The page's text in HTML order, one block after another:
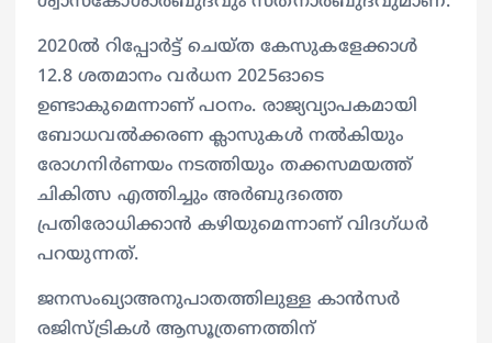
2020ൽ റിപ്പോർട്ട് ചെയ്ത കേസുകളേക്കാൾ
12.8 ശതമാനം വർധന 2025ഓടെ
ഉണ്ടാകുമെന്നാണ് പഠനം. രാജ്യവ്യാപകമായി
ബോധവൽക്കരണ ക്ലാസുകൾ നൽകിയും
രോഗനിർണയം നടത്തിയും തക്കസമയത്ത്
ചികിത്സ എത്തിച്ചും അർബുദത്തെ
പ്രതിരോധിക്കാൻ കഴിയുമെന്നാണ് വിദഗ്ധർ
പറയുന്നത്.
ജനസംഖ്യാഅനുപാതത്തിലുള്ള കാൻസർ
രജിസ്ട്രികൾ ആസൂത്രണത്തിന്